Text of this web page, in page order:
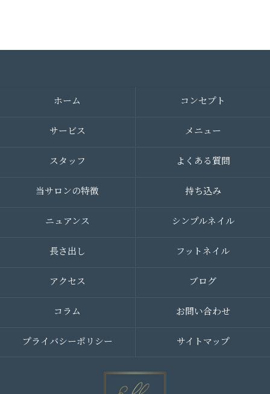
ホーム コンセプト
サービス メニュー
スタッフ よくある質問
当サロンの特徴 持ち込み
ニュアンス シンプルネイル
長さ出し フットネイル
アクセス ブログ
コラム お問い合わせ
プライバシーポリシー サイトマップ